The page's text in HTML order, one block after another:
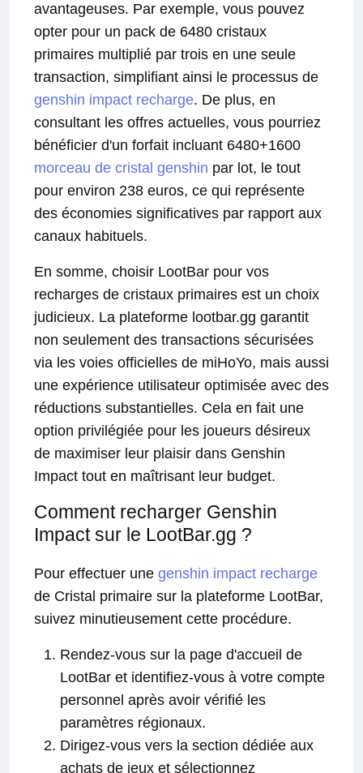
avantageuses. Par exemple, vous pouvez
opter pour un pack de 6480 cristaux
primaires multiplié par trois en une seule
transaction, simplifiant ainsi le processus de
genshin impact recharge. De plus, en
consultant les offres actuelles, vous pourriez
bénéficier d'un forfait incluant 6480+1600
morceau de cristal genshin par lot, le tout
pour environ 238 euros, ce qui représente
des économies significatives par rapport aux
canaux habituels.
En somme, choisir LootBar pour vos
recharges de cristaux primaires est un choix
judicieux. La plateforme lootbar.gg garantit
non seulement des transactions sécurisées
via les voies officielles de miHoYo, mais aussi
une expérience utilisateur optimisée avec des
réductions substantielles. Cela en fait une
option privilégiée pour les joueurs désireux
de maximiser leur plaisir dans Genshin
Impact tout en maîtrisant leur budget.
Comment recharger Genshin
Impact sur le LootBar.gg ?
Pour effectuer une genshin impact recharge
de Cristal primaire sur la plateforme LootBar,
suivez minutieusement cette procédure.
Rendez-vous sur la page d'accueil de
LootBar et identifiez-vous à votre compte
personnel après avoir vérifié les
paramètres régionaux.
Dirigez-vous vers la section dédiée aux
achats de jeux et sélectionnez